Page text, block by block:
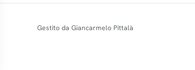
Gestito da Giancarmelo Pittalà